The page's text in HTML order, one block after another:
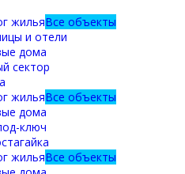
жильяВсе объекты
и отели
дома
сектор
жильяВсе объекты
дома
ключ
жильяВсе объекты